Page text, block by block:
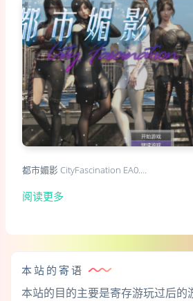
都市媚影 CityFascination EA0.…
阅读更多
本站的寄语
本站的目的主要是寄存游玩过后的